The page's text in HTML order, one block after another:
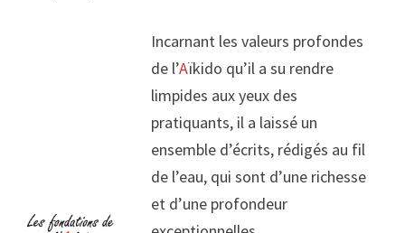
Incarnant les valeurs profondes
de l’Aïkido qu’il a su rendre
limpides aux yeux des
pratiquants, il a laissé un
ensemble d’écrits, rédigés au fil
de l’eau, qui sont d’une richesse
et d’une profondeur